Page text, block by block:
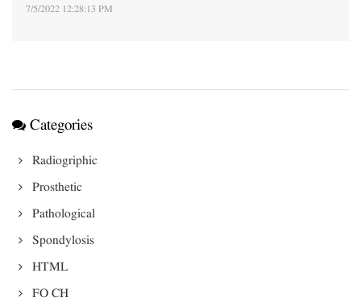
7/5/2022 12:28:13 PM
Categories
Radiogriphic
Prosthetic
Pathological
Spondylosis
HTML
FO CH